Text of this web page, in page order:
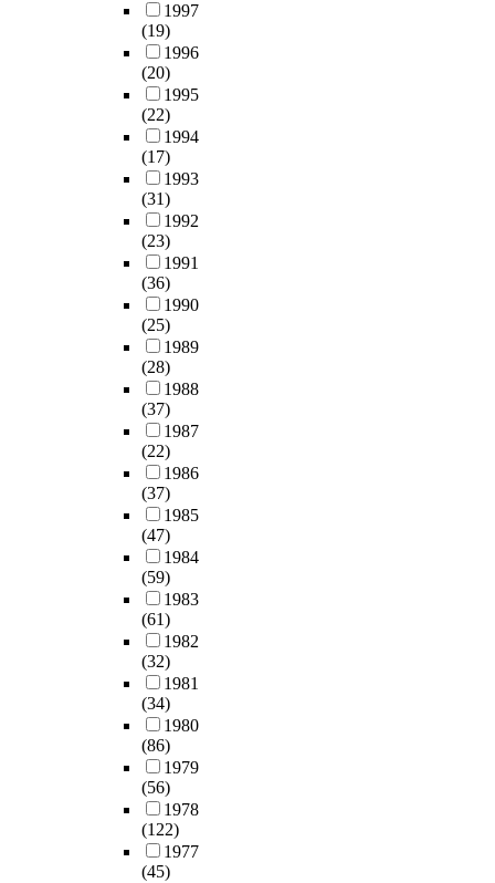
1997
(19)
1996
(20)
1995
(22)
1994
(17)
1993
(31)
1992
(23)
1991
(36)
1990
(25)
1989
(28)
1988
(37)
1987
(22)
1986
(37)
1985
(47)
1984
(59)
1983
(61)
1982
(32)
1981
(34)
1980
(86)
1979
(56)
1978
(122)
1977
(45)